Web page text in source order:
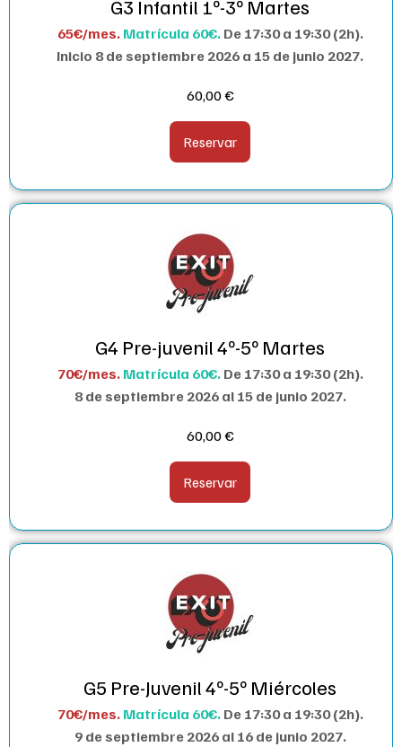
G3 Infantil 1º-3º Martes
65€/mes. Matrícula 60€. De 17:30 a 19:30 (2h).
Inicio 8 de septiembre 2026 a 15 de junio 2027.
60,00€
Reservar
G4 Pre-juvenil 4º-5º Martes
70€/mes. Matrícula 60€. De 17:30 a 19:30 (2h).
8 de septiembre 2026 al 15 de junio 2027.
60,00€
Reservar
G5 Pre-Juvenil 4º-5º Miércoles
70€/mes. Matrícula 60€. De 17:30 a 19:30 (2h).
9 de septiembre 2026 al 16 de junio 2027.